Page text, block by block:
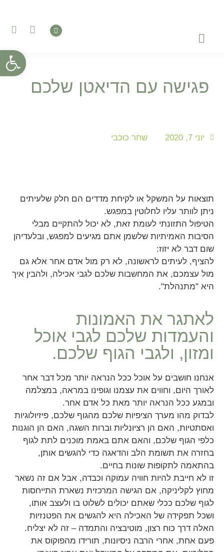
פגישה עם הדיאטן שלכם
יוני 7, 2020 שחר כוכבי
תוצאות על המשקל או לקיחת מדדים הם חלק שלעיתים
ניתן לוותר עליו לחלוטין במפגש.
הטיפול התזונתי לעומת זאת, לא יכול להתקיים מבלי
הסיבות האמיתיות שלשמן אתם מגיעים למפגש, ובלעדיהן
שום דבר לא יזוז:
להציף, לעיתים לראשונה, לא רק מול אדם אחר אלא גם
מול עצמכם, את המחשבות שלכם לגבי אכילה, ולהבין איך
היא "מתנהלת".
לאתגר את האמונות
והעמדות שלכם לגבי אוכל
ומזון, ולגבי הגוף שלכם.
אנחנו חושבים על אוכל ככל הנראה יותר מכל דבר אחר
לאורך היום, וחווים את עצמנו וגופינו במראה, במצלמה
ובמגע ככל הנראה יותר מאת כל אדם אחר.
לבדוק מהו מערך הציפיות שלכם מהגוף שלכם, פיזיולוגיות
ואסתטיות, האם הן רציונליות וברות השגה, האם הן הוגנות
כלפי הגוף שלכם, והאם אתם באמת מוכנים לתת לגוף
בחזרה את תשומת הלב והדאגה כדי להגשים אותן,
בהתאמה לתקופות שונות בחיים.
זו לא חייבת להיות חוויה עמוקה וכבדה, אבל אם זה נשאר
מחוץ לקליניקה, אם הגישה המרכזית נשארת התייחסות
לגוף שלכם ככלי שאתם יכולים לשלוט בו ולעצב אותו,
ושכל תפקידה של האכילה היא להגשים את הפטנזיות
האלה דרך כוח רצון, מוטיבציה והתמדה – זה לא יצליח.
פעם אחת, אחרי הרבה ניסיונות, תורידו מהפוקוס את
פתח